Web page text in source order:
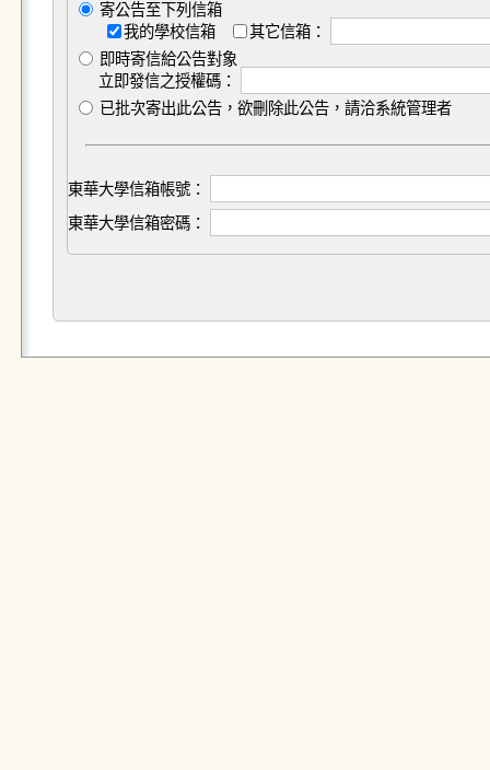
寄公告至下列信箱
我的學校信箱
其它信箱：
即時寄信給公告對象
立即發信之授權碼：
已批次寄出此公告，欲刪除此公告，請洽系統管理者
東華大學信箱帳號：
東華大學信箱密碼：